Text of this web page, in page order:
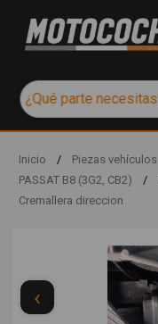
Inicio / Piezas vehículos
PASSAT B8 (3G2, CB2)
/
Cremallera direccion
‹